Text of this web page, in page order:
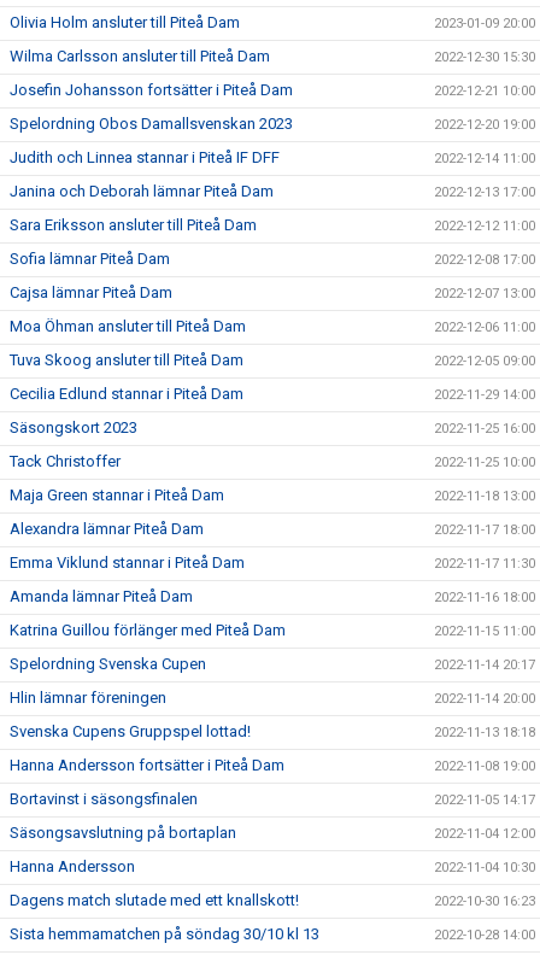
Olivia Holm ansluter till Piteå Dam 2023-01-09 20:00
Wilma Carlsson ansluter till Piteå Dam 2022-12-30 15:30
Josefin Johansson fortsätter i Piteå Dam 2022-12-21 10:00
Spelordning Obos Damallsvenskan 2023 2022-12-20 19:00
Judith och Linnea stannar i Piteå IF DFF 2022-12-14 11:00
Janina och Deborah lämnar Piteå Dam 2022-12-13 17:00
Sara Eriksson ansluter till Piteå Dam 2022-12-12 11:00
Sofia lämnar Piteå Dam 2022-12-08 17:00
Cajsa lämnar Piteå Dam 2022-12-07 13:00
Moa Öhman ansluter till Piteå Dam 2022-12-06 11:00
Tuva Skoog ansluter till Piteå Dam 2022-12-05 09:00
Cecilia Edlund stannar i Piteå Dam 2022-11-29 14:00
Säsongskort 2023 2022-11-25 16:00
Tack Christoffer 2022-11-25 10:00
Maja Green stannar i Piteå Dam 2022-11-18 13:00
Alexandra lämnar Piteå Dam 2022-11-17 18:00
Emma Viklund stannar i Piteå Dam 2022-11-17 11:30
Amanda lämnar Piteå Dam 2022-11-16 18:00
Katrina Guillou förlänger med Piteå Dam 2022-11-15 11:00
Spelordning Svenska Cupen 2022-11-14 20:17
Hlin lämnar föreningen 2022-11-14 20:00
Svenska Cupens Gruppspel lottad! 2022-11-13 18:18
Hanna Andersson fortsätter i Piteå Dam 2022-11-08 19:00
Bortavinst i säsongsfinalen 2022-11-05 14:17
Säsongsavslutning på bortaplan 2022-11-04 12:00
Hanna Andersson 2022-11-04 10:30
Dagens match slutade med ett knallskott! 2022-10-30 16:23
Sista hemmamatchen på söndag 30/10 kl 13 2022-10-28 14:00